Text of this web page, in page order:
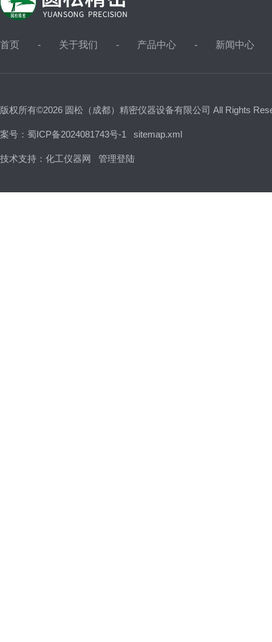
首页 关于我们 产品中心 新闻中心
版权所有©2026 圆松（成都）精密仪器设备有限公司 All Rights
案号：蜀ICP备2024081743号-1 sitemap.xml
技术支持： 化工仪器网 管理登陆